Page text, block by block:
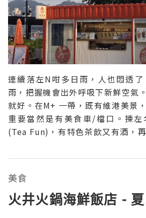
連續落左N咁多日雨，人也悶透
雨，把握機會出外呼吸下新鮮空氣
就好。在M+ 一帶，既有維港美景
重要當然是有美食車/檔口。揀左
(Tea Fun)，有特色茶飲又有酒，
煙韌韌的魚肉燒賣，靈魂在於那秘
俱備。朋友喝酒，自然要挑些香口
物，單
美食
火井火鍋海鮮飯店 -